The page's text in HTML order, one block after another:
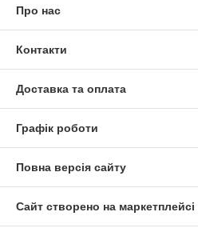
Про нас
Контакти
Доставка та оплата
Графік роботи
Повна версія сайту
Сайт створено на маркетплейсі